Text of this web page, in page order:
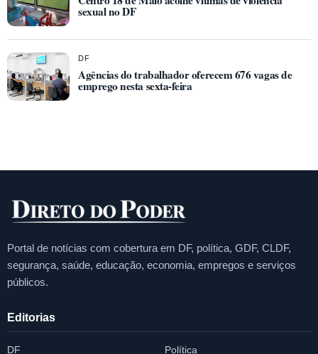
sexual no DF
DF
Agências do trabalhador oferecem 676 vagas de
emprego nesta sexta-feira
Portal de notícias com cobertura em DF, política, GDF, CLDF,
segurança, saúde, educação, economia, empregos e serviços
públicos.
Editorias
DF Política